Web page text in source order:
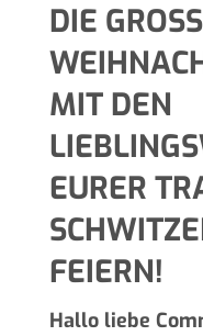
DIE
IT DEN L
URER
EIERN!
Hallo liebe